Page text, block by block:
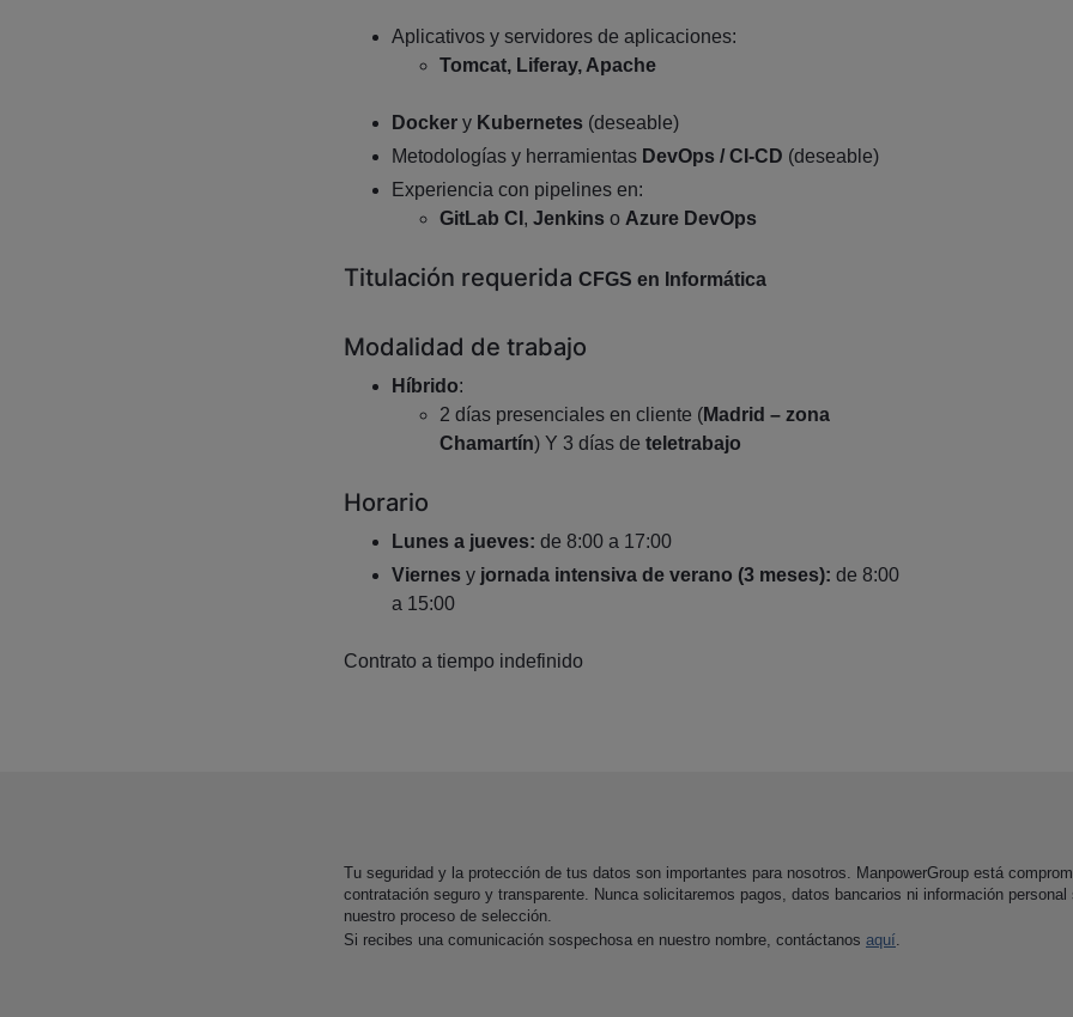
Aplicativos y servidores de aplicaciones:
Tomcat, Liferay, Apache
Dockery Kubernetes(deseable)
Metodologías y herramientas DevOps / CI‑CD (deseable)
Experiencia con pipelines en:
GitLab CI , Jenkinso Azure DevOps
Titulación requerida CFGS en Informática
Modalidad de trabajo
Híbrido:
2 días presenciales en cliente (Madrid – zona
Chamartín) Y 3 días de teletrabajo
Horario
Lunes a jueves: de 8:00 a 17:00
Viernesy jornada intensiva de verano (3 meses): de 8:00
a 15:00
Contrato a tiempo indefinido
Tu seguridad y la protección de tus datos son importantes para nosotros. ManpowerGroup está
contratación seguro y transparente. Nunca solicitaremos pagos, datos bancarios ni información
nuestro proceso de selección.
Si recibes una comunicación sospechosa en nuestro nombre, contáctanos aquí.